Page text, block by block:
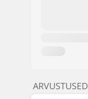
ARVUSTUSED